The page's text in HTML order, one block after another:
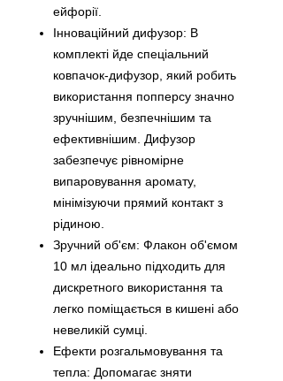
ейфорії.
Інноваційний дифузор: В
комплекті йде спеціальний
ковпачок-дифузор, який робить
використання попперсу значно
зручнішим, безпечнішим та
ефективнішим. Дифузор
забезпечує рівномірне
випаровування аромату,
мінімізуючи прямий контакт з
рідиною.
Зручний об'єм: Флакон об'ємом
10 мл ідеально підходить для
дискретного використання та
легко поміщається в кишені або
невеликій сумці.
Ефекти розгальмовування та
тепла: Допомагає зняти